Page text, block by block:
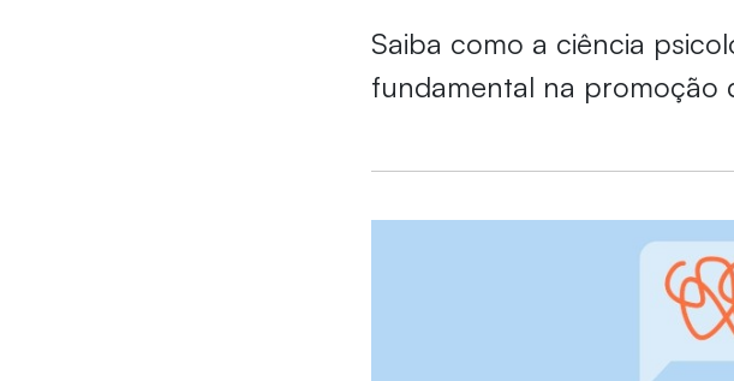
Saiba como a ciência
fundamental na promoção